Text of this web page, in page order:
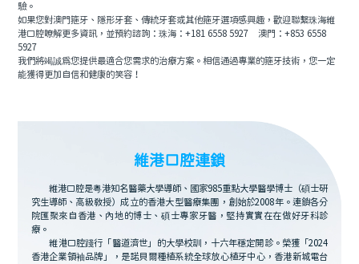
驗。
如果您對澳門箍牙、隱形牙套、傳統牙套或其他箍牙選項感興趣，歡迎聯繫珠海維
港口腔瞭解更多資訊，並預約諮詢：珠海：+181 65585927 澳門：+853 6558
5927
我們將竭誠為您提供最適合您需求的治療方案。相信通過專業的箍牙技術，您一定
能獲得更加自信和健康的笑容！
維港口腔連鎖
維港口腔是粵港知名醫藥大學導師、國家985重點大學醫學博士（碩士研
究生導師、高級教授）成立的香港大型醫療集團，創始於2008年。連鎖各分
院匯聚來自香港、內地的博士、碩士專家牙醫，堅持實實在在做好牙科診
療。
維港口腔踐行「醫道濟世」的大學校訓，十六年穩定開診。榮獲「2024
香港企業領袖品牌」，是諾貝爾種植系統全球放心植牙中心，香港新城電台